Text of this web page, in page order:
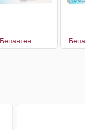
Бепантен